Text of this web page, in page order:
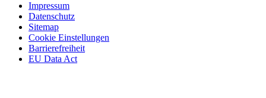
Impressum
Datenschutz
Sitemap
Cookie Einstellungen
Barrierefreiheit
EU Data Act